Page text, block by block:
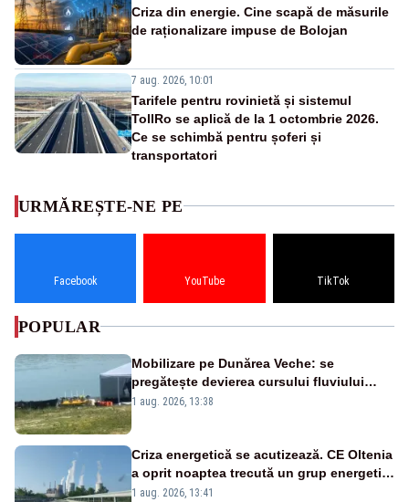
Criza din energie. Cine scapă de măsurile
de raționalizare impuse de Bolojan
7 aug. 2026, 10:01
Tarifele pentru rovinietă și sistemul
TollRo se aplică de la 1 octombrie 2026.
Ce se schimbă pentru șoferi și
transportatori
URMĂREȘTE-NE PE
Facebook YouTube TikTok
POPULAR
Mobilizare pe Dunărea Veche: se
pregătește devierea cursului fluviului
către Cernavodă – VIDEO
1 aug. 2026, 13:38
Criza energetică se acutizează. CE Oltenia
a oprit noaptea trecută un grup energetic
de la Rovinari
1 aug. 2026, 13:41